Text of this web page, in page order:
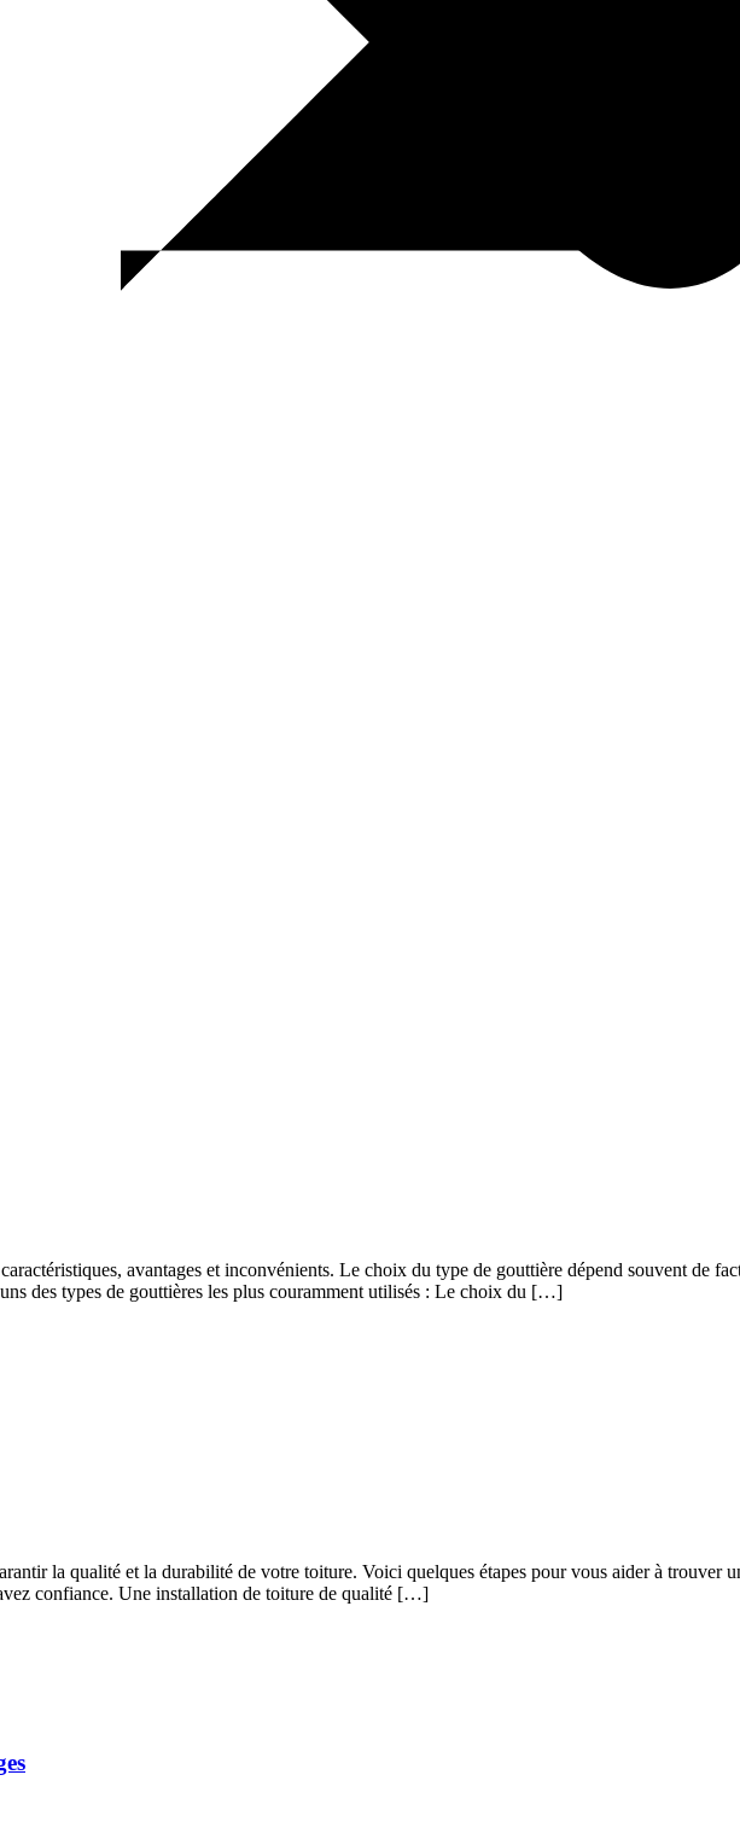
avantages et inconvénients. Le choix du type de gouttière dépend souvent de
des types de gouttières les plus couramment utilisés : Le choix du […]
la qualité et la durabilité de votre toiture. Voici quelques étapes pour vous aider à trouver
confiance. Une installation de toiture de qualité […]